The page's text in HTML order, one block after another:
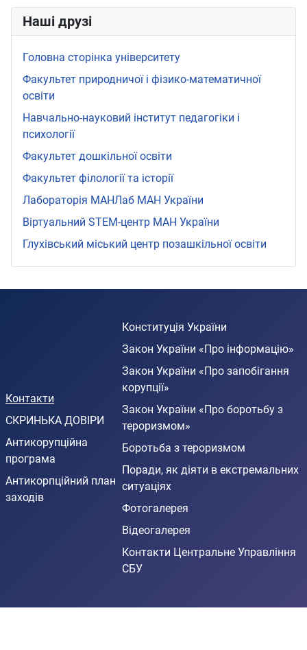
Наші друзі
Головна сторінка університету
Факультет природничої і фізико-математичної
освіти
Навчально-науковий інститут педагогіки і
психології
Факультет дошкільної освіти
Факультет філології та історії
Лабораторія МАНЛаб МАН України
Віртуальний STEМ-центр МАН України
Глухівський міський центр позашкільної освіти
Контакти
СКРИНЬКА ДОВІРИ
Антикорупційна
програма
Антикорпційний план
заходів
Конституція України
Закон України «Про інформацію»
Закон України «Про запобігання
корупції»
Закон України «Про боротьбу з
тероризмом»
Боротьба з тероризмом
Поради, як діяти в екстремальних
ситуаціях
Фотогалерея
Відеогалерея
Контакти Центральне Управління
СБУ